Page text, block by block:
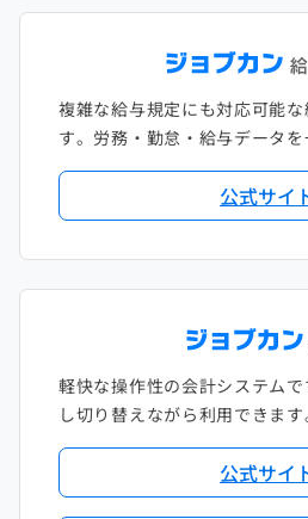
複雑な給与規定にも対応可能
す。労務・勤怠・給与データを
公式サイ
軽快な操作性の会計システム
し切り替えながら利用できます
公式サイ